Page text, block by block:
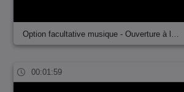
Option facultative musique - Ouverture à l…
00:01:59